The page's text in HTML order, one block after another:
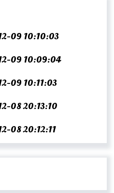
09 10:10:03
09 10:09:04
09 10:11:03
08 20:13:10
08 20:12:11